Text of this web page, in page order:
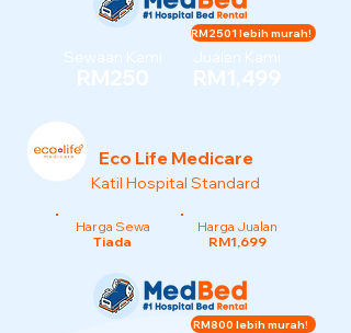
Sewaan Kami
RM250
Jualan Kami
RM1,499
RM2501 lebih murah!
Eco Life Medicare
Katil Hospital Standard
Harga Sewa
Tiada
Harga Jualan
RM1,699
RM800 lebih murah!